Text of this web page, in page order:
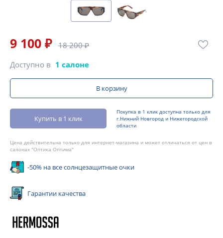
9 100 ₽ 18 200 ₽
Доступно в 1 салоне
В корзину
Купить в 1 клик
Покупка в 1 клик доступна только для
г.Нижний Новгород и Нижегородской
области
Цена действительна только для интернет-магазина и может отличаться от цен в
салонах "Оптика Оптима"
-50% на все солнцезащитные очки
Гарантии качества